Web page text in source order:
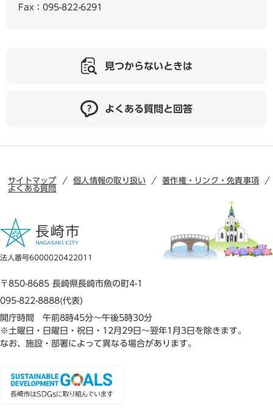
Fax：095-822-6291
見つからないときは
よくある質問と回答
サイトマップ 個人情報の取り扱い
著作権・リンク・免責事項
よくある質問
法人番号6000020422011
〒850-8685 長崎県長崎市魚の町4-1
095-822-8888(代表)
開庁時間 午前8時45分～午後5時30分
※土曜日・日曜日・祝日・12月29日～翌年1月3日を除きます。
なお、施設・部署によって異なる場合があります。